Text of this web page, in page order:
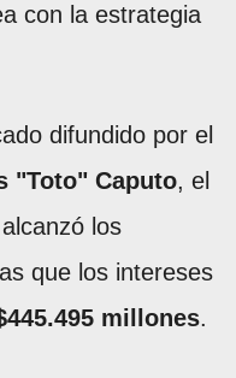
con la estrategia
difundido por el
"Toto" Caputo, el
los
que los intereses
millones.